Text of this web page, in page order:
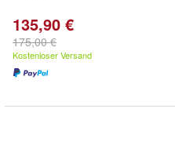
135,90 €
175,00 €
Kostenloser Versand